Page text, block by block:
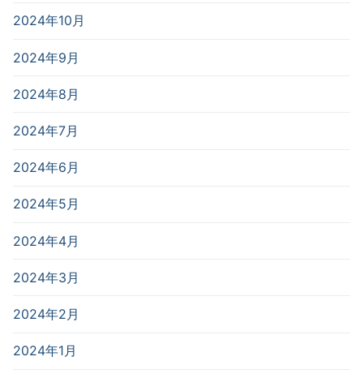
2024年10月
2024年9月
2024年8月
2024年7月
2024年6月
2024年5月
2024年4月
2024年3月
2024年2月
2024年1月